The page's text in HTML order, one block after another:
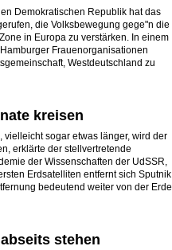
Demokratischen Republik hat das
die Volksbewegung gege"n die
in Europa zu verstärken. In einem
Frauenorganisationen
Westdeutschland zu
kreisen
sogar etwas länger, wird der
erklärte der stellvertretende
der Wissenschaften der UdSSR,
Erdsatelliten entfernt sich Sputnik
bedeutend weiter von der Erde
stehen